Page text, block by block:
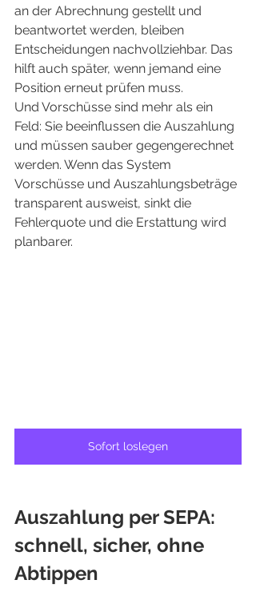
an der Abrechnung gestellt und
beantwortet werden, bleiben
Entscheidungen nachvollziehbar. Das
hilft auch später, wenn jemand eine
Position erneut prüfen muss.
Und Vorschüsse sind mehr als ein
Feld: Sie beeinflussen die Auszahlung
und müssen sauber gegengerechnet
werden. Wenn das System
Vorschüsse und Auszahlungsbeträge
transparent ausweist, sinkt die
Fehlerquote und die Erstattung wird
planbarer.
Sofort loslegen
Auszahlung per SEPA:
schnell, sicher, ohne
Abtippen